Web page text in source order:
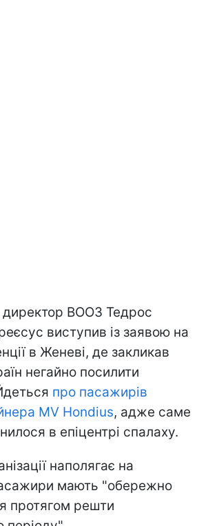
директор ВООЗ Тедрос
виступив із заявою на
в Женеві, де закликав
негайно посилити
про пасажирів
MV Hondius, адже саме
в епіцентрі спалаху.
наполягає на
мають "обережно
протягом решти